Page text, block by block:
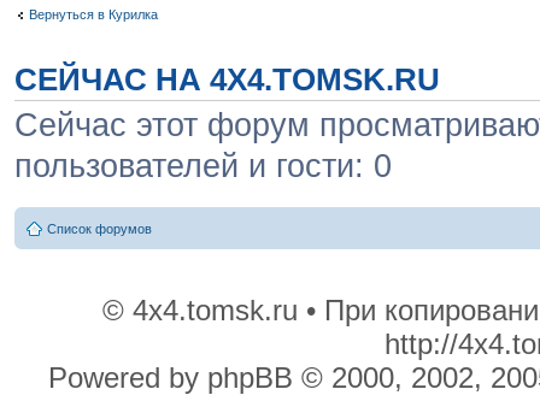
Вернуться в Курилка
СЕЙЧАС НА 4X4.TOMSK.RU
Сейчас этот форум
пользователей и гости: 0
Список форумов
© 4x4.tomsk.ru • При
http://
Powered by phpBB © 2000, 2002,